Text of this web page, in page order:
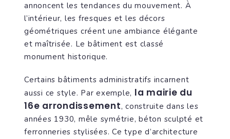
annoncent les tendances du mouvement. À
l’intérieur, les fresques et les décors
géométriques créent une ambiance élégante
et maîtrisée. Le bâtiment est classé
monument historique.
Certains bâtiments administratifs incarnent
aussi ce style. Par exemple, la mairie du
16e arrondissement, construite dans les
années 1930, mêle symétrie, béton sculpté et
ferronneries stylisées. Ce type d’architecture